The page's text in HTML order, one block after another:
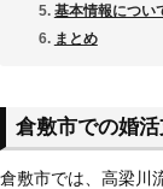
基本情報につい
まとめ
倉敷市での婚
倉敷市では、高梁川